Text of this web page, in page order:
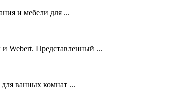
и мебели для ...
Webert. Представленный ...
ванных комнат ...